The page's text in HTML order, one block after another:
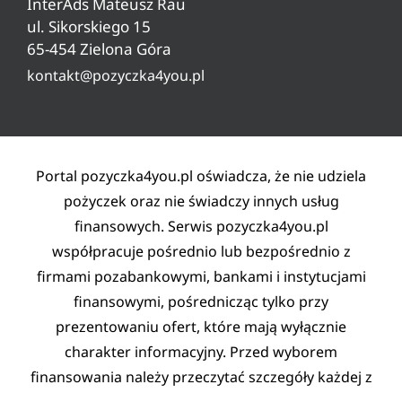
Ryzyko w pożyczaniu
Lista partnerów
Polityka prywatności
InterAds Mateusz Rau
ul. Sikorskiego 15
65-454 Zielona Góra
kontakt@pozyczka4you.pl
Portal pozyczka4you.pl oświadcza, że nie udziela
pożyczek oraz nie świadczy innych usług
finansowych. Serwis pozyczka4you.pl
współpracuje pośrednio lub bezpośrednio z
firmami pozabankowymi, bankami i instytucjami
finansowymi, pośrednicząc tylko przy
prezentowaniu ofert, które mają wyłącznie
charakter informacyjny. Przed wyborem
finansowania należy przeczytać szczegóły każdej z